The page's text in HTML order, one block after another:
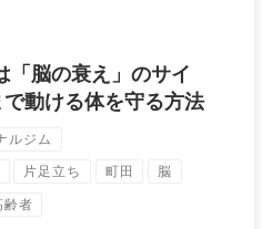
「脳の衰え」のサイ
動ける体を守る方法
ルジム
片足立ち 町田 脳
齢者